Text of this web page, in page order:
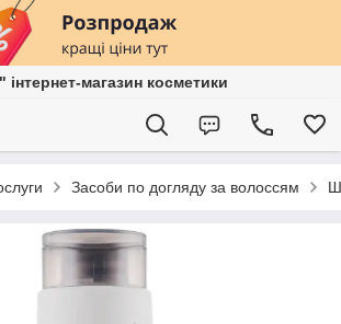
магазин косметики
Засоби по догляду за волоссям